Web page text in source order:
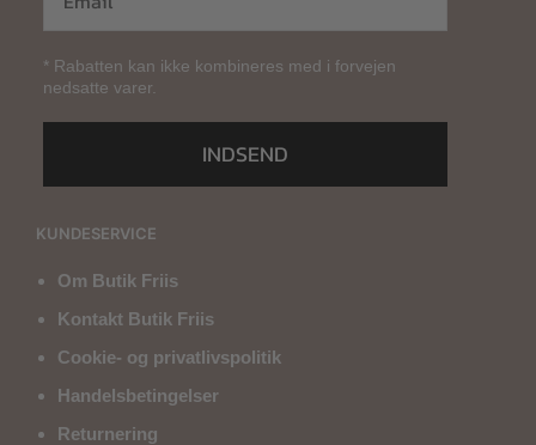
* Rabatten kan ikke kombineres med i forvejen
nedsatte varer.
INDSEND
KUNDESERVICE
Om Butik Friis
Kontakt Butik Friis
Cookie- og privatlivspolitik
Handelsbetingelser
Returnering